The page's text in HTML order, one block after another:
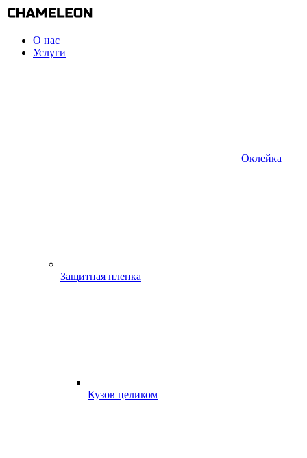
О нас
Услуги
Оклейка
Защитная пленка
Кузов целиком